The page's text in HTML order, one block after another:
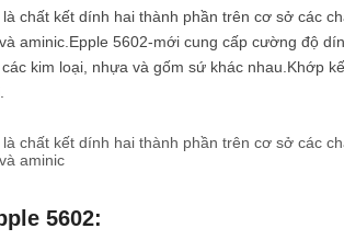
là chất kết dính hai thành phần trên cơ sở các
aminic.Epple 5602-mới cung cấp cường độ
kim loại, nhựa và gốm sứ khác nhau.Khớp
là chất kết dính hai thành phần trên cơ sở các
aminic
5602: